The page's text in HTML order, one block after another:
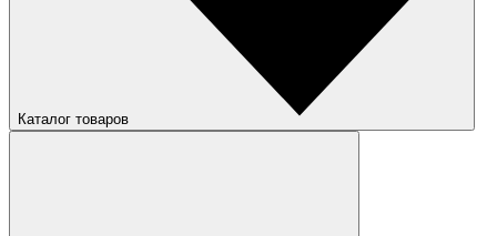
Каталог товаров